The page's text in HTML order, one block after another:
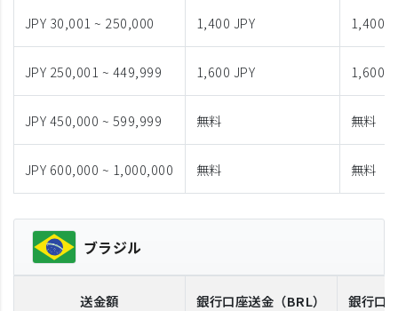
JPY 30,001 ~ 250,000 1,400 JPY 1,400
JPY 250,001 ~ 449,999 1,600 JPY 1,600
JPY 450,000 ~ 599,999 無料 無料
JPY 600,000 ~ 1,000,000 無料 無料
ブラジル
送金額 銀行口座送金 （BRL） 銀行口